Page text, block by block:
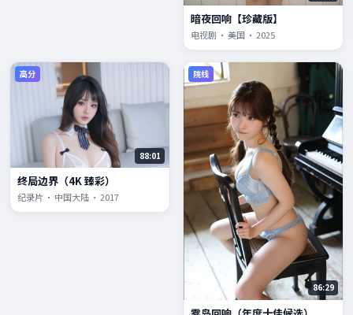
暗夜回响【珍藏版】
电视剧 · 美国 · 2025
高分
88:01
终局边界（4K 臻彩）
纪录片 · 中国大陆 · 2017
院线
86:29